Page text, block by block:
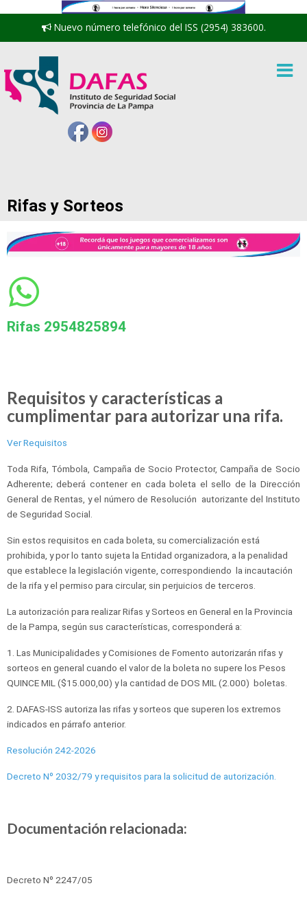
Nuevo número telefónico del ISS (2954) 383600.
Rifas y Sorteos
Rifas 2954825894
Requisitos y características a
cumplimentar para autorizar una rifa.
Ver Requisitos
Toda Rifa, Tómbola, Campaña de Socio Protector, Campaña de Socio
Adherente; deberá contener en cada boleta el sello de la Dirección
General de Rentas, y el número de Resolución autorizante del Instituto
de Seguridad Social.
Sin estos requisitos en cada boleta, su comercialización está
prohibida, y por lo tanto sujeta la Entidad organizadora, a la penalidad
que establece la legislación vigente, correspondiendo la incautación
de la rifa y el permiso para circular, sin perjuicios de terceros.
La autorización para realizar Rifas y Sorteos en General en la Provincia
de la Pampa, según sus características, corresponderá a:
1. Las Municipalidades y Comisiones de Fomento autorizarán rifas y
sorteos en general cuando el valor de la boleta no supere los Pesos
QUINCE MIL ($15.000,00) y la cantidad de DOS MIL (2.000) boletas.
2. DAFAS-ISS autoriza las rifas y sorteos que superen los extremos
indicados en párrafo anterior.
Resolución 242-2026
Decreto Nº 2032/79 y requisitos para la solicitud de autorización.
Documentación relacionada:
Decreto Nº 2247/05